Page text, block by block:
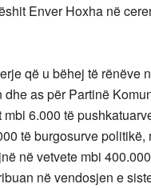
Enver Hoxha në
që u bëhej të rënëve
as për Partinë
6.000 të
të burgosurve
në vetvete mbi
në vendosjen e